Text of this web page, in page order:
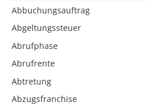
Abbuchungsauftrag
Abgeltungssteuer
Abrufphase
Abrufrente
Abtretung
Abzugsfranchise